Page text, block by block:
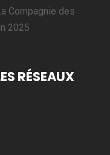
Compagnie des
2025
RÉSEAUX